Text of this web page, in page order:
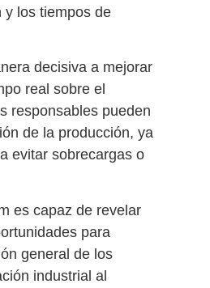
y los tiempos de
decisiva a mejorar
real sobre el
responsables pueden
de la producción, ya
evitar sobrecargas o
es capaz de revelar
para
general de los
industrial al